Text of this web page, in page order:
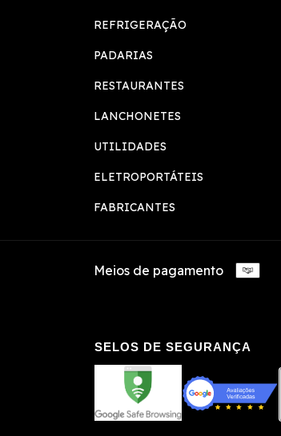
REFRIGERAÇÃO
PADARIAS
RESTAURANTES
LANCHONETES
UTILIDADES
ELETROPORTÁTEIS
FABRICANTES
Meios de pagamento
SELOS DE SEGURANÇA